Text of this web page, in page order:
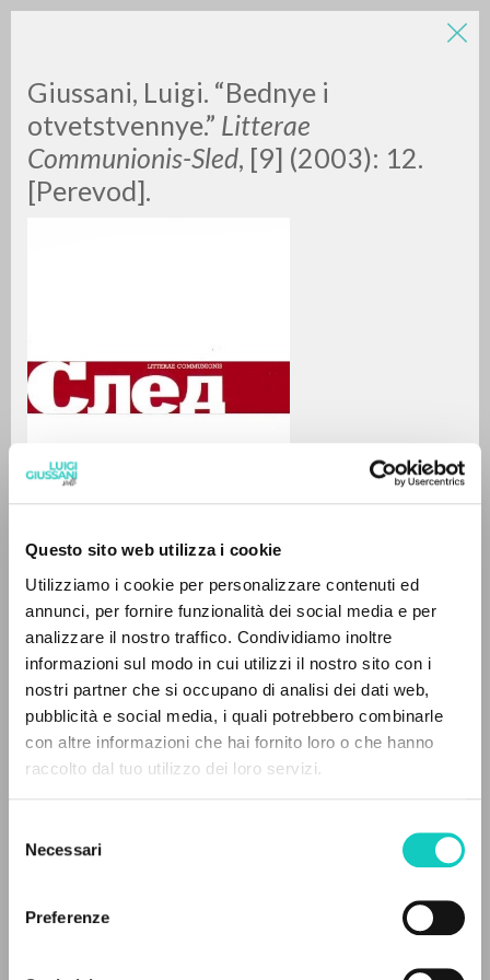
Questo sito web utilizza i cookie
Utilizziamo i cookie per personalizzare contenuti ed
annunci, per fornire funzionalità dei social media e per
analizzare il nostro traffico. Condividiamo inoltre
informazioni sul modo in cui utilizzi il nostro sito con i
nostri partner che si occupano di analisi dei dati web,
pubblicità e social media, i quali potrebbero combinarle
con altre informazioni che hai fornito loro o che hanno
raccolto dal tuo utilizzo dei loro servizi.
delNecessari
Preferenze
Giussani, Luigi. “Bednye i
otvetstvennye.” Litterae
Communionis-Sled, [9] (2003): 12.
[Perevod].
Giussani LuigiAuthor
Russian
Litterae Communionis-Sled
2003
Pages: 1
LUIGI
GIUSSANI
0RESULTS FOUND
MORE RESULTS